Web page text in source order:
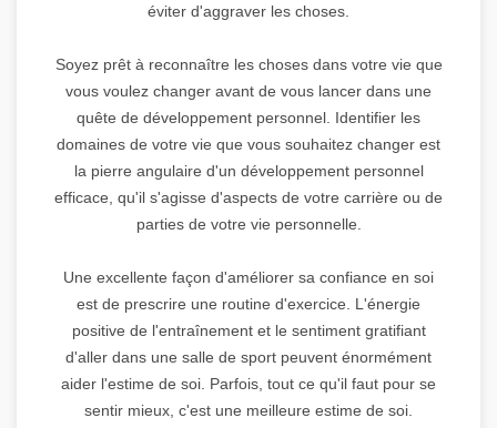
éviter d'aggraver les choses.
Soyez prêt à reconnaître les choses dans votre vie que
vous voulez changer avant de vous lancer dans une
quête de développement personnel. Identifier les
domaines de votre vie que vous souhaitez changer est
la pierre angulaire d'un développement personnel
efficace, qu'il s'agisse d'aspects de votre carrière ou de
parties de votre vie personnelle.
Une excellente façon d'améliorer sa confiance en soi
est de prescrire une routine d'exercice. L'énergie
positive de l'entraînement et le sentiment gratifiant
d'aller dans une salle de sport peuvent énormément
aider l'estime de soi. Parfois, tout ce qu'il faut pour se
sentir mieux, c'est une meilleure estime de soi.